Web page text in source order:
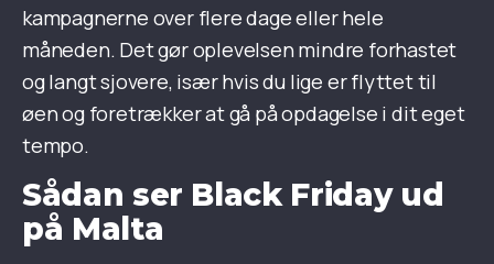
kampagnerne over flere dage eller hele
måneden. Det gør oplevelsen mindre forhastet
og langt sjovere, især hvis du lige er flyttet til
øen og foretrækker at gå på opdagelse i dit eget
tempo.
Sådan ser Black Friday ud
på Malta